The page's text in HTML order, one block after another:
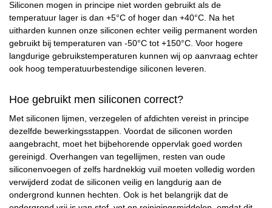
Siliconen mogen in principe niet worden gebruikt als de
temperatuur lager is dan +5°C of hoger dan +40°C. Na het
uitharden kunnen onze siliconen echter veilig permanent worden
gebruikt bij temperaturen van -50°C tot +150°C. Voor hogere
langdurige gebruikstemperaturen kunnen wij op aanvraag echter
ook hoog temperatuurbestendige siliconen leveren.
Hoe gebruikt men siliconen correct?
Met siliconen lijmen, verzegelen of afdichten vereist in principe
dezelfde bewerkingsstappen. Voordat de siliconen worden
aangebracht, moet het bijbehorende oppervlak goed worden
gereinigd. Overhangen van tegellijmen, resten van oude
siliconenvoegen of zelfs hardnekkig vuil moeten volledig worden
verwijderd zodat de siliconen veilig en langdurig aan de
ondergrond kunnen hechten. Ook is het belangrijk dat de